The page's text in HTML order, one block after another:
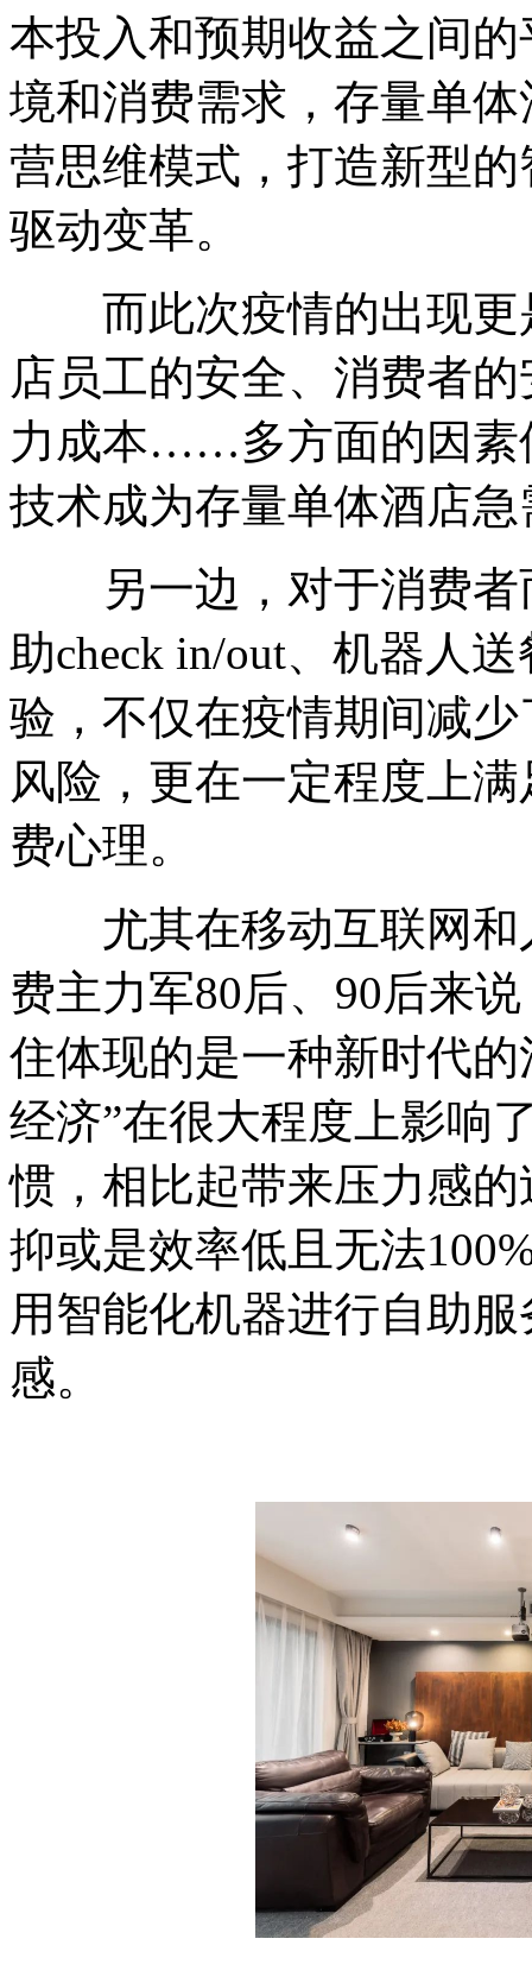
本投入和预期收益之间
境和消费需求，存量单
营思维模式，打造新型
驱动变革。
而此次疫情的出现更
店员工的安全、消费者
力成本……多方面的因素
技术成为存量单体酒店
另一边，对于消费者
助check in/out、机器人
验，不仅在疫情期间减
风险，更在一定程度上
费心理。
尤其在移动互联网和
费主力军80后、90后来
住体现的是一种新时代
经济”在很大程度上影响
惯，相比起带来压力感
抑或是效率低且无法
用智能化机器进行自助
感。